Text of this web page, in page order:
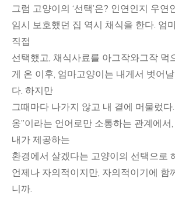
그럼 고양이의 ‘선택’은? 인연인지 우연
임시 보호했던 집 역시 채식을 한다. 엄
직접
선택했고, 채식사료를 아그작와그작 먹
게 온 이후, 엄마고양이는 내게서 벗어
다. 하지만
그때마다 나가지 않고 내 곁에 머물렀다
옹”이라는 언어로만 소통하는 관계에서
내가 제공하는
환경에서 살겠다는 고양이의 선택으로
언제나 자의적이지만, 자의적이기에 함
니까.